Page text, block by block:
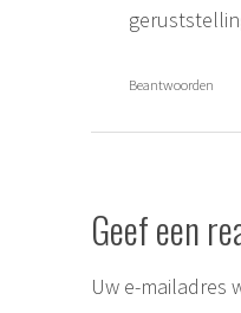
Beantwoorden
Geef een
Uw e-mailadres